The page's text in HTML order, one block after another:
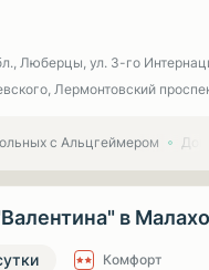
Люберцы, ул. 3-гo
Лермонтовский
с Альцгеймером
в
Комфорт